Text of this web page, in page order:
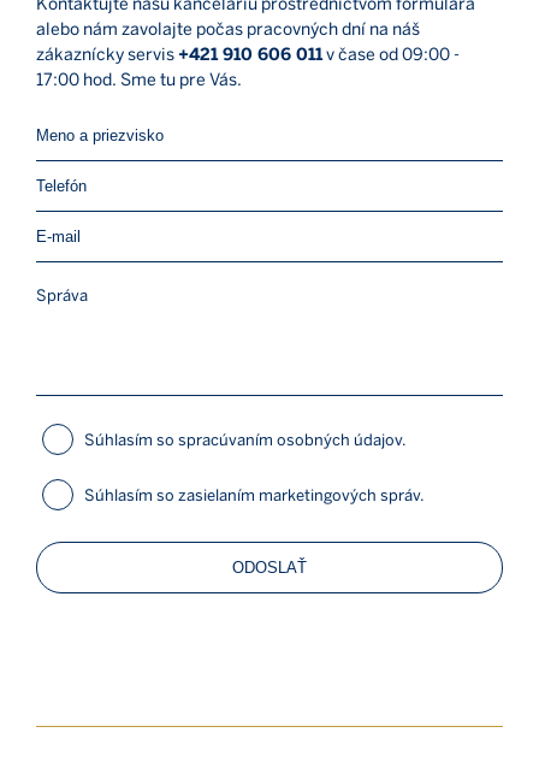
alebo nám zavolajte počas pracovných dní na náš
zákaznícky servis +421 910 606 011v čase od 09:00 -
17:00 hod. Sme tu pre Vás.
Súhlasím so spracúvaním osobných údajov.
Súhlasím so zasielaním marketingových správ.
ODOSLAŤ